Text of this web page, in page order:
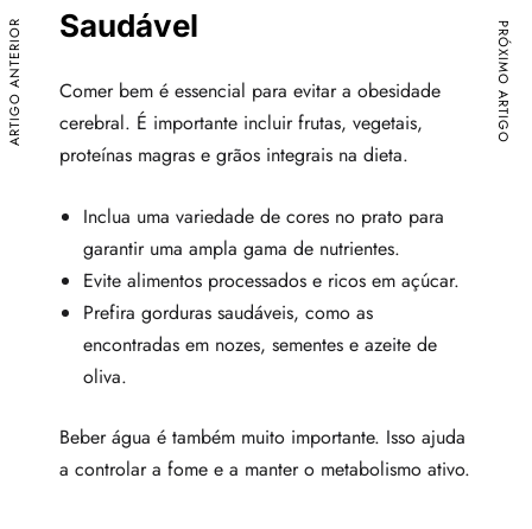
Saudável
Comer bem é essencial para evitar a obesidade
cerebral. É importante incluir frutas, vegetais,
proteínas magras e grãos integrais na dieta.
Inclua uma variedade de cores no prato para
garantir uma ampla gama de nutrientes.
Evite alimentos processados e ricos em açúcar.
Prefira gorduras saudáveis, como as
encontradas em nozes, sementes e azeite de
oliva.
Beber água é também muito importante. Isso ajuda
a controlar a fome e a manter o metabolismo ativo.
ARTIGO ANTERIOR PRÓXIMO ARTIGO